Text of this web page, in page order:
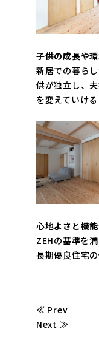
子供の成長や
新居での暮ら
供が独立し、
を変えていけ
心地よさと機
ZEHの基準を
長期優良住宅
≪ Prev
Next ≫